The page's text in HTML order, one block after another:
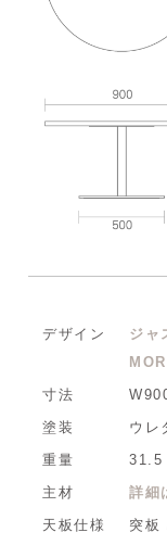
デザイン
ジャ
寸法
塗装
ウレ
重量
31.5
主材
詳細
天板仕様
突板